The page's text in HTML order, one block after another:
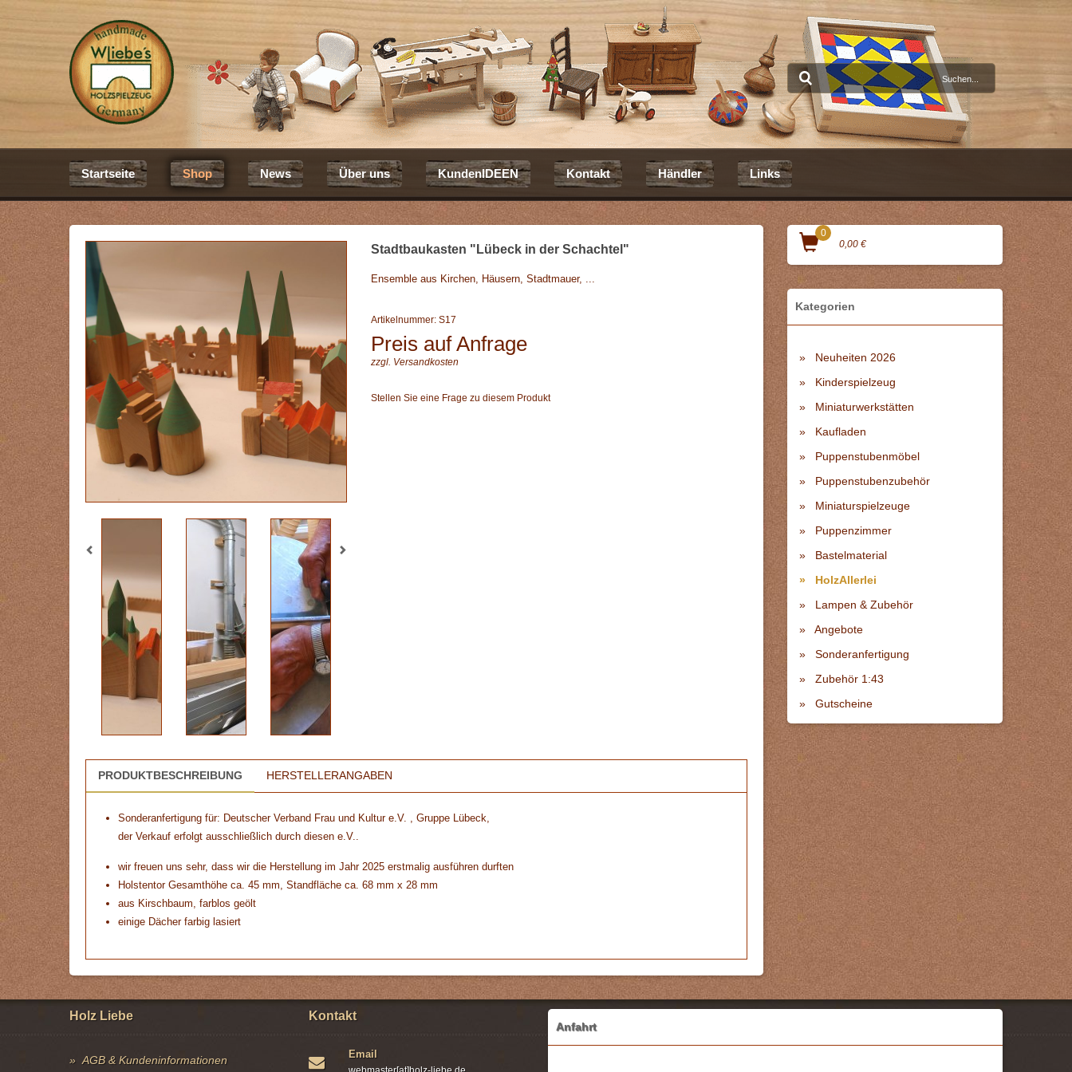
Startseite Shop News Über uns KundenIDEEN Kontakt Händler Links
Stadtbaukasten "Lübeck in der Schachtel"
Ensemble aus Kirchen, Häusern, Stadtmauer, ...
Artikelnummer: S17
Preis auf Anfrage
zzgl. Versandkosten
Stellen Sie eine Frage zu diesem Produkt
PRODUKTBESCHREIBUNG HERSTELLERANGABEN
Sonderanfertigung für: Deutscher Verband Frau und Kultur e.V. , Gruppe Lübeck,
der Verkauf erfolgt ausschließlich durch diesen e.V..
wir freuen uns sehr, dass wir die Herstellung im Jahr 2025 erstmalig ausführen durften
Holstentor Gesamthöhe ca. 45 mm, Standfläche ca. 68 mm x 28 mm
aus Kirschbaum, farblos geölt
einige Dächer farbig lasiert
0
0,00 €
Kategorien
Neuheiten 2026
Kinderspielzeug
Miniaturwerkstätten
Kaufladen
Puppenstubenmöbel
Puppenstubenzubehör
Miniaturspielzeuge
Puppenzimmer
Bastelmaterial
HolzAllerlei
Lampen & Zubehör
Angebote
Sonderanfertigung
Zubehör 1:43
Gutscheine
Holz Liebe
AGB & Kundeninformationen
Kontakt
Email
Anfahrt